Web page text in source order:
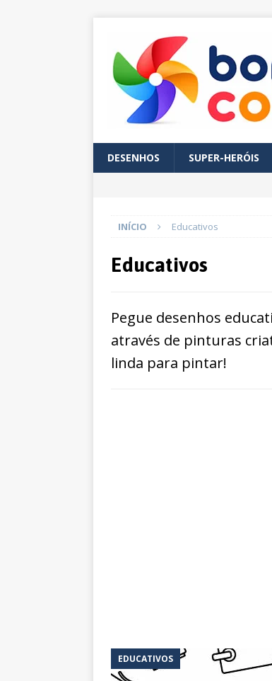
DESENHOS SUPER-HERÓIS
INÍCIO Educativos
Educativos
Pegue desenhos
através de pinturas
linda para pintar!
EDUCATIVOS